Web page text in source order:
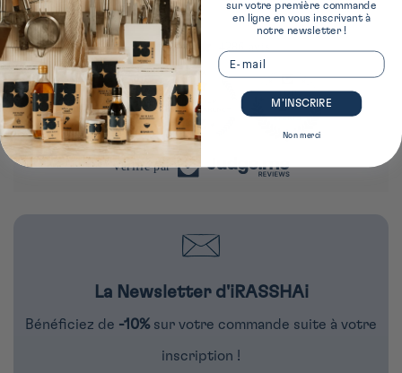
4286 avis
4286 290
Vérifié par
La Newsletter d'iRASSHAi
Bénéficiez de -10% sur votre commande suite à votre
inscription !
sur votre première commande
en ligne en vous inscrivant à
notre newsletter !
Email
M’INSCRIRE
Non merci